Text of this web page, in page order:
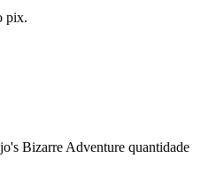
pix.
Bizarre Adventure quantidade